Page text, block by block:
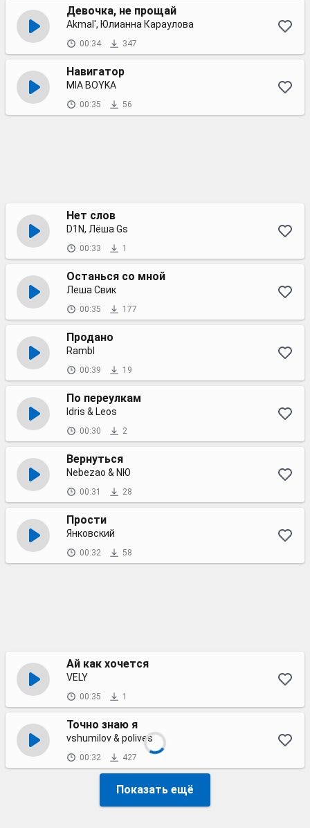
Девочка, не прощай
Akmal', Юлианна Караулова
00:34 347
Навигатор
MIA BOYKA
00:35 56
Нет слов
D1N, Лёша Gs
00:33 1
Останься со мной
Леша Свик
00:35 177
Продано
Rambl
00:39 19
По переулкам
Idris & Leos
00:30 2
Вернуться
Nebezao & NЮ
00:31 28
Прости
Янковский
00:32 58
Ай как хочется
VELY
00:35 1
Точно знаю я
vshumilov & polives
00:32 427
Показать ещё